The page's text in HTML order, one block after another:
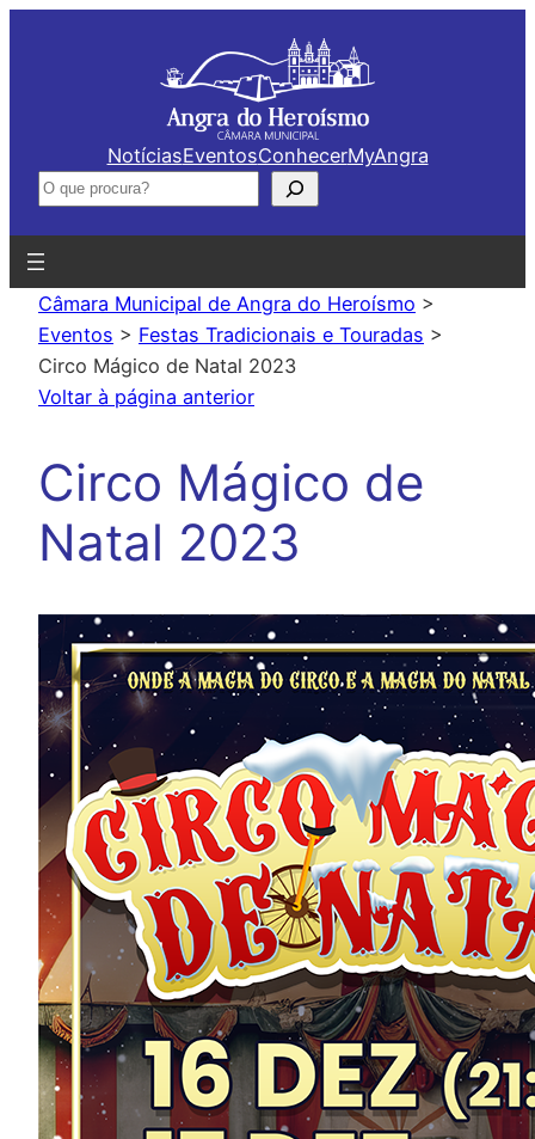
NotíciasEventosConhecerMyAngra
Pesquisar
Câmara Municipal de Angra do Heroísmo >
Eventos > Festas Tradicionais e Touradas >
Circo Mágico de Natal 2023
Voltar à página anterior
Circo Mágico de
Natal 2023